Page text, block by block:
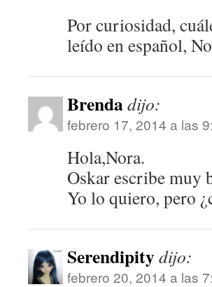
Por curiosidad,
leído en español,
Brendadijo:
febrero 17, 2014 a las
Hola,Nora.
Oskar escribe muy
Yo lo quiero, pero
Serendipitydijo:
febrero 20, 2014 a las